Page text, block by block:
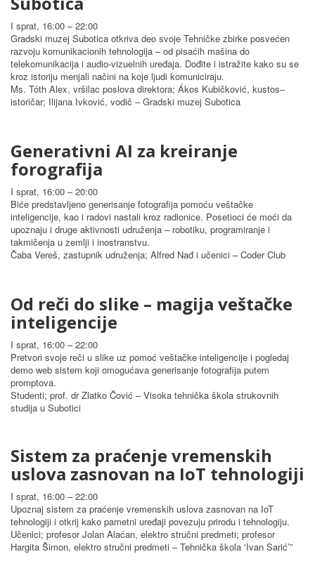
I sprat, 16:00 – 22:00
Gradski muzej Subotica otkriva deo svoje Tehničke zbirke posvećen
razvoju komunikacionih tehnologija – od pisaćih mašina do
telekomunikacija i audio-vizuelnih uređaja. Dođite i istražite kako su se
kroz istoriju menjali načini na koje ljudi komuniciraju.
Ms. Tóth Alex, vršilac poslova direktora; Ákos Kubičković, kustos–
istoričar; Ilijana Ivković, vodič – Gradski muzej Subotica
Generativni AI za kreiranje
forografija
I sprat, 16:00 – 20:00
Biće predstavljeno generisanje fotografija pomoću veštačke
inteligencije, kao i radovi nastali kroz radionice. Posetioci će moći da
upoznaju i druge aktivnosti udruženja – robotiku, programiranje i
takmičenja u zemlji i inostranstvu.
Čaba Vereš, zastupnik udruženja; Alfred Nađ i učenici – Coder Club
Od reči do slike – magija veštačke
inteligencije
I sprat, 16:00 – 22:00
Pretvori svoje reči u slike uz pomoć veštačke inteligencije i pogledaj
demo web sistem koji omogućava generisanje fotografija putem
promptova.
Studenti; prof. dr Zlatko Čović – Visoka tehnička škola strukovnih
studija u Subotici
Sistem za praćenje vremenskih
uslova zasnovan na IoT tehnologiji
I sprat, 16:00 – 22:00
Upoznaj sistem za praćenje vremenskih uslova zasnovan na IoT
tehnologiji i otkrij kako pametni uređaji povezuju prirodu i tehnologiju.
Učenici; profesor Jolan Alaćan, elektro stručni predmeti; profesor
Hargita Šimon, elektro stručni predmeti – Tehnička škola ‘Ivan Sarić’”